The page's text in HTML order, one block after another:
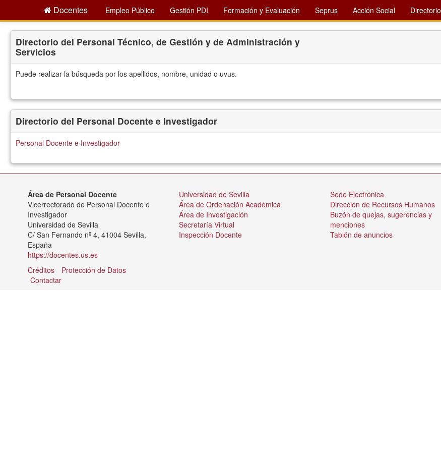
Docentes Empleo Público Gestión PDI Formación y Evaluación Seprus Acción Social Directorio
Directorio del Personal Técnico, de Gestión y de Administración y
Servicios
Puede realizar la búsqueda por los apellidos, nombre, unidad o uvus.
Directorio del Personal Docente e Investigador
Personal Docente e Investigador
Área de Personal Docente
Vicerrectorado de Personal Docente e
Investigador
Universidad de Sevilla
C/ San Fernando nº 4, 41004 Sevilla,
España
https://docentes.us.es
Créditos
Protección de Datos
Contactar
Universidad de Sevilla
Área de Ordenación Académica
Área de Investigación
Secretaría Virtual
Inspección Docente
Sede Electrónica
Dirección de Recursos Humanos
Buzón de quejas, sugerencias y
menciones
Tablón de anuncios